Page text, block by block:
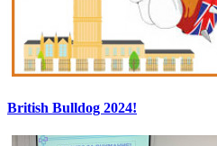
British Bulldog 2024!